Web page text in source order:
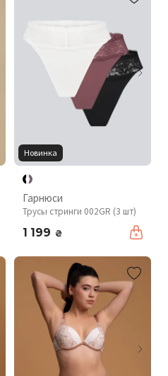
Новинка
Гарнюси
Трусы стринги 002GR (3 шт)
1 199 ₴